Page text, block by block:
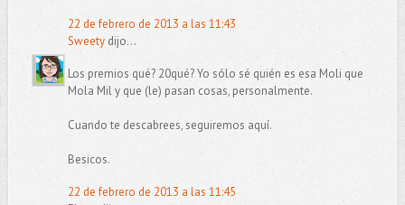
22 de febrero de 2013 a las 11:43
Sweetydijo...
Los premios qué? 20qué? Yo sólo sé quién es esa Moli que
Mola Mil y que (le) pasan cosas, personalmente.
Cuando te descabrees, seguiremos aquí.
Besicos.
22 de febrero de 2013 a las 11:45